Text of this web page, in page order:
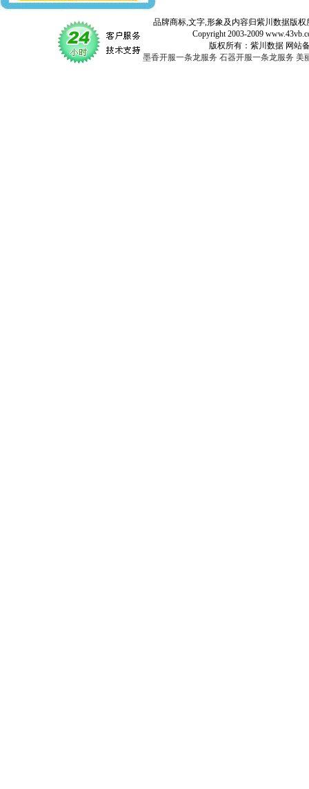
品牌商标,文字,形象及内容归紫川数据版权
Copyright 2003-2009 www.43vb.com
版权所有：紫川数据 网站备案登
墨香开服一条龙服务 石器开服一条龙服务 美